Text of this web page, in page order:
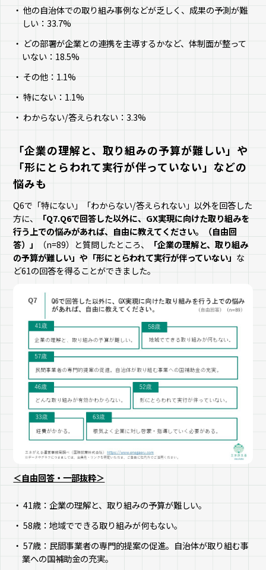
他の自治体での取り組み事例などが乏しく、成果の予測が難
しい：33.7%
どの部署が企業との連携を主導するかなど、体制面が整って
いない：18.5%
その他：1.1%
特にない：1.1%
わからない/答えられない：3.3%
「企業の理解と、取り組みの予算が難しい」や
「形にとらわれて実行が伴っていない」などの
悩みも
Q6で「特にない」「わからない/答えられない」以外を回答した
方に、
「Q7.Q6で回答した以外に、GX実現に向けた取り組みを
行う上での悩みがあれば、自由に教えてください。（自由回
答）」
（n=89）と質問したところ、
「企業の理解と、取り組み
の予算が難しい」や「形にとらわれて実行が伴っていない」 な
ど61の回答を得ることができました。
＜自由回答・一部抜粋＞
41歳：企業の理解と、取り組みの予算が難しい。
58歳：地域でできる取り組みが何もない。
57歳：民間事業者の専門的提案の促進。自治体が取り組む事
業への国補助金の充実。